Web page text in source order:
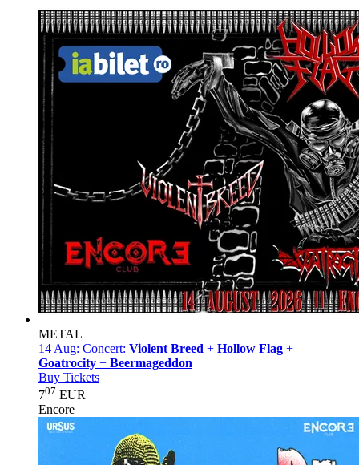
METAL
14 Aug: Concert: Violent Breed + Hollow Flag +
Goatrocity + Beermageddon
Buy Tickets
707 EUR
Encore